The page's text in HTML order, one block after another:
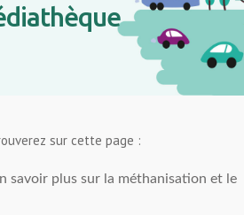
sur cette page :
savoir plus sur la méthanisation et le